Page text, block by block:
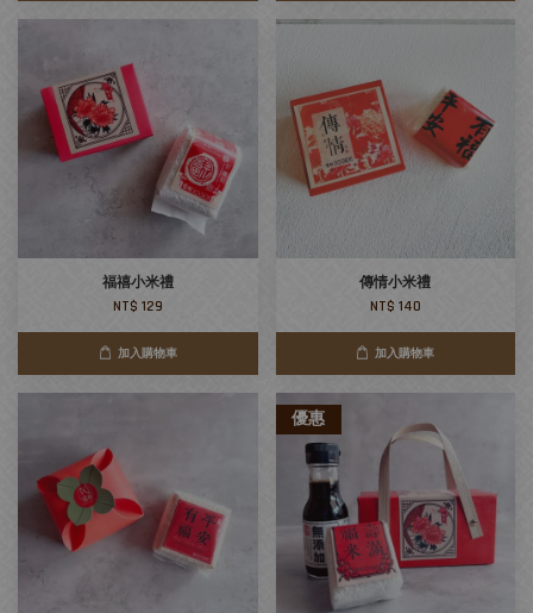
福禧小米禮
NT$ 129
加入購物車
傳情小米禮
NT$ 140
加入購物車
優惠